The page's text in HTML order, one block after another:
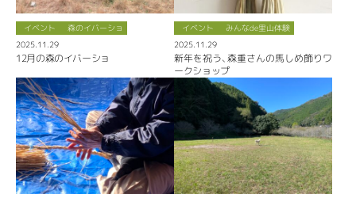
イベント
森のイバーショ
2025.11.29
12月の森のイバーショ
イベント
みんなde里山体験
2025.11.29
新年を祝う、森重さんの馬しめ飾りワ
ークショップ